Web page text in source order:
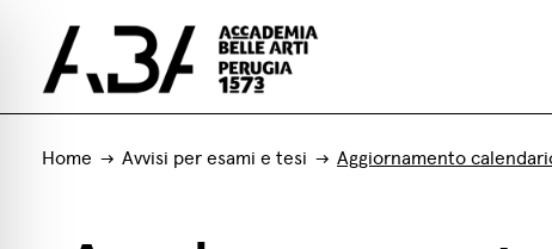
Home Avvisi per esami e tesi Aggiornamento